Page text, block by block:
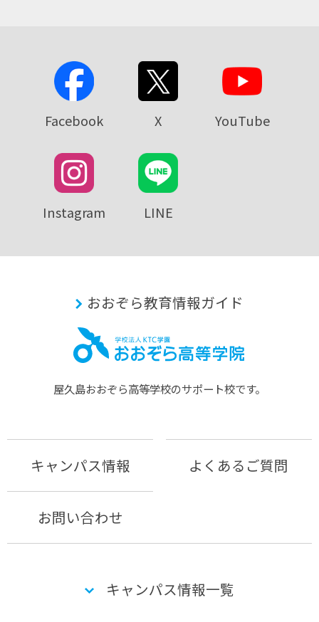
Facebook X YouTube
Instagram LINE
おおぞら教育情報ガイド
屋久島おおぞら⾼等学校のサポート校です。
キャンパス情報 よくあるご質問
お問い合わせ
キャンパス情報一覧